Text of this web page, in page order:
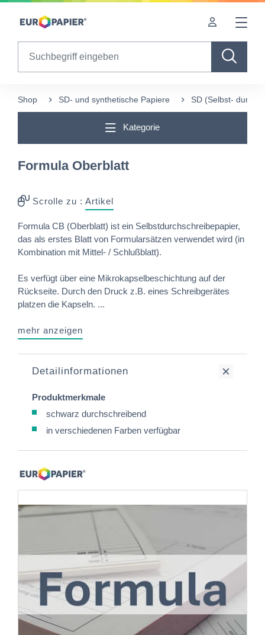
Table Of Content
Ergänzende Produkte
Shop SD- und synthetische Papiere SD (Selbst-
Kategorie
Formula Oberblatt
Scrolle zu : Artikel
Formula CB (Oberblatt) ist ein Selbstdurchschreibepapier,
das als erstes Blatt von Formularsätzen verwendet wird (in
Kombination mit Mittel- / Schlußblatt).
Es verfügt über eine Mikrokapselbeschichtung auf der
Rückseite. Durch den Druck z.B. eines Schreibgerätes
platzen die Kapseln. ...
mehr anzeigen
Detailinformationen
Produktmerkmale
schwarz durchschreibend
in verschiedenen Farben verfügbar